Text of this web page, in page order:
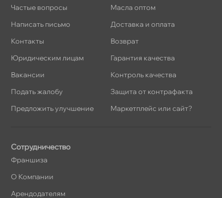
Частые вопросы
Написать письмо
Контакты
Юридическим лицам
акансии
Подать жалобу
Предложить улучшение
Масла оптом
Доставка и оплата
озврат
Гарантия качества
Контроль качества
Защита от контрафакта
Маркетплейс или сайт?
Сотрудничество
Франшиза
О Компании
Арендодателям